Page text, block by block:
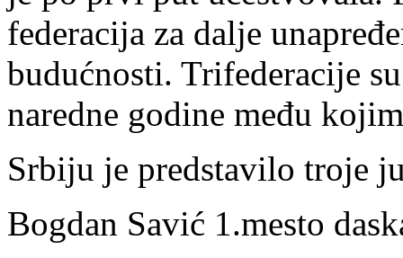
federacija za dalje
budućnosti. Trifederacije
naredne godine među
Srbiju je predstavilo troje
Bogdan Savić 1.mesto